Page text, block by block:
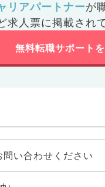
リアパートナーが
求人票に掲載され
無料転職サポート
問い合わせください